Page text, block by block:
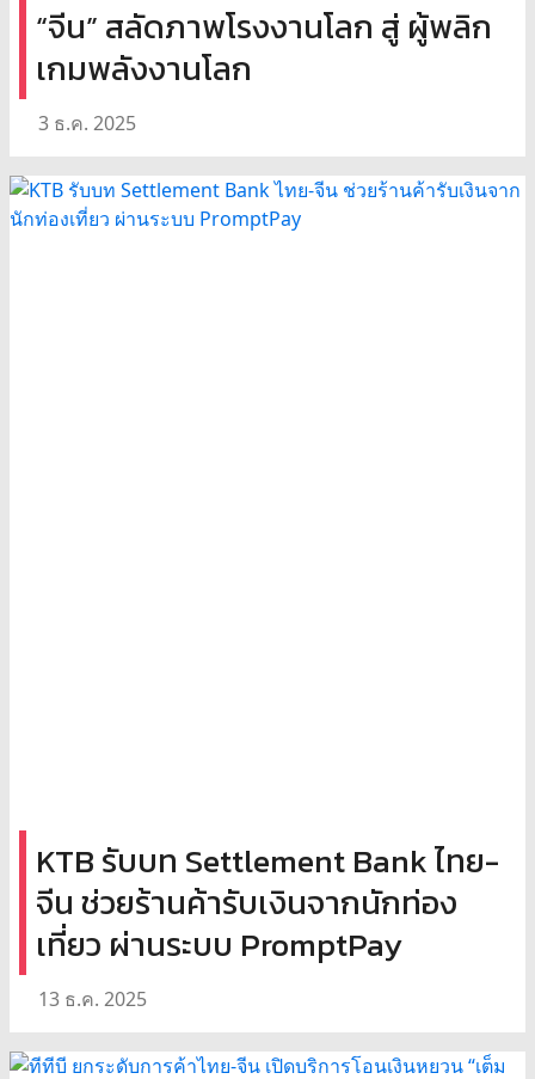
“จีน” สลัดภาพโรงงานโลก สู่ ผู้พลิก
เกมพลังงานโลก
3 ธ.ค. 2025
KTB รับบท Settlement Bank ไทย-
จีน ช่วยร้านค้ารับเงินจากนักท่อง
เที่ยว ผ่านระบบ PromptPay
13 ธ.ค. 2025